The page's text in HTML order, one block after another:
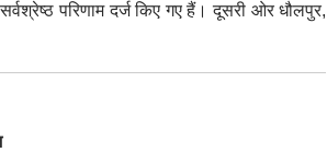
परिणाम दर्ज किए गए हैं। दूसरी ओर धौलपुर,